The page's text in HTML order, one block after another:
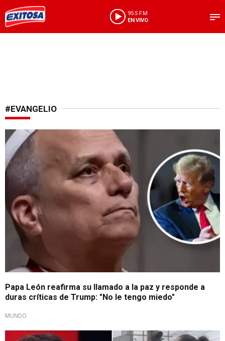
95.5 FM
EN VIVO
#EVANGELIO
Por guerra en Irán
Papa León reafirma su llamado a la paz y responde a
duras críticas de Trump: "No le tengo miedo"
MUNDO
Radical cambio